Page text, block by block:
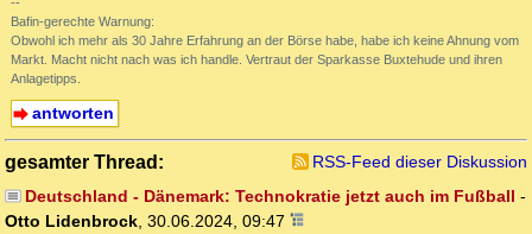
--
Bafin-gerechte Warnung:
Obwohl ich mehr als 30 Jahre Erfahrung an der Börse habe, habe ich keine Ahnung vom
Markt. Macht nicht nach was ich handle. Vertraut der Sparkasse Buxtehude und ihren
Anlagetipps.
antworten
gesamter Thread:
RSS-Feed dieser Diskussion
Deutschland - Dänemark: Technokratie jetzt auch im Fußball -
Otto Lidenbrock, 30.06.2024, 09:47